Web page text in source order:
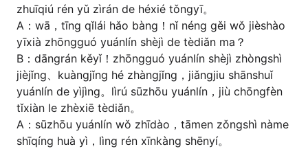
zhuīqiú rén yǔ zìrán de héxié tǒngyī。
A：wā，tīng qǐlái hǎo bàng！nǐ néng gěi wǒ jièshào
yīxià zhōngguó yuánlín shèjì de tèdiǎn ma？
B：dāngrán kěyǐ！zhōngguó yuánlín shèjì zhòngshì
jièjǐng、kuàngjǐng hé zhàngjǐng，jiǎngjiu shānshuǐ
yuánlín de yìjìng。lìrú sūzhōu yuánlín，jiù chōngfèn
tǐxiàn le zhèxiē tèdiǎn。
A：sūzhōu yuánlín wǒ zhīdào，tāmen zǒngshì nàme
shīqíng huà yì，lìng rén xīnkàng shēnyí。